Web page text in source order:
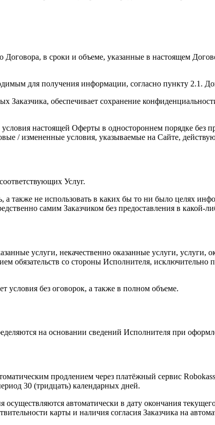
Договора, в сроки и объеме, указанные в настоящем
для получения информации, согласно пункту 2.1.
Заказчика, обеспечивает сохранение
настоящей Оферты в одностороннем порядке без
/ измененные условия, указываемые на Сайте,
Услуг.
а также не использовать в каких бы то ни было целях
самим Заказчиком без предоставления в какой-
услуги, некачественно оказанные услуги, услуги,
обязательств со стороны Исполнителя,
условия без оговорок, а также в полном объеме.
на основании сведений Исполнителя при
продлением через платёжный сервис
30 (тридцать) календарных дней.
автоматически в дату окончания
карты и наличия согласия Заказчика на